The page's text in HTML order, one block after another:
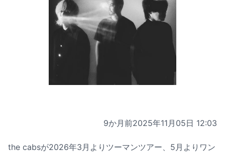
9か月前2025年11月05日 12:03
the cabsが2026年3月よりツーマンツアー、5月よりワン